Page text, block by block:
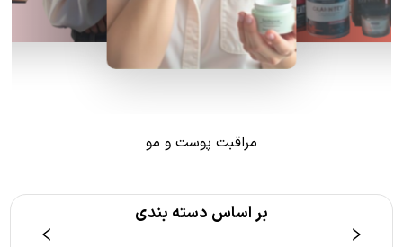
مراقبت پوست و مو
بر اساس دسته بندی